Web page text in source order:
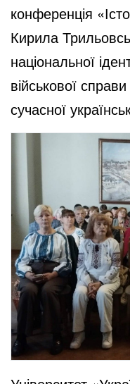
конференція
Кирила
національної
військової
сучасної